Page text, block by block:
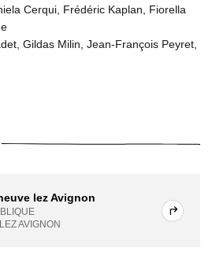
Cerqui, Frédéric Kaplan, Fiorella
Gildas Milin, Jean-François Peyret,
lez Avignon
AVIGNON